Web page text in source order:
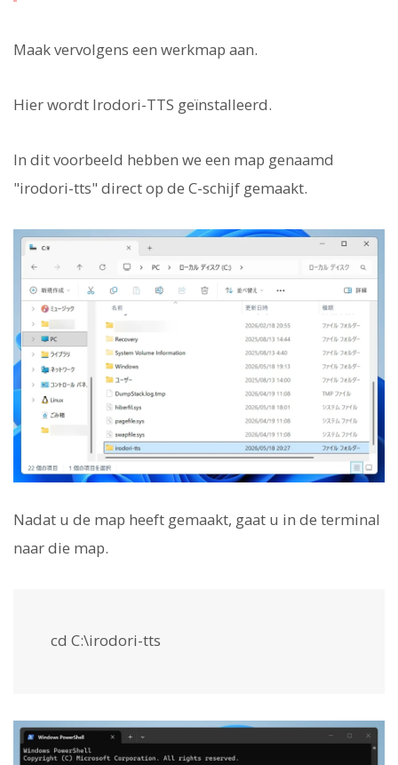
Maak vervolgens een werkmap aan.
Hier wordt Irodori-TTS geïnstalleerd.
In dit voorbeeld hebben we een map genaamd
"irodori-tts" direct op de C-schijf gemaakt.
Nadat u de map heeft gemaakt, gaat u in de terminal
naar die map.
cd C:\irodori-tts